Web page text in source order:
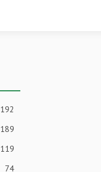
192
189
119
74